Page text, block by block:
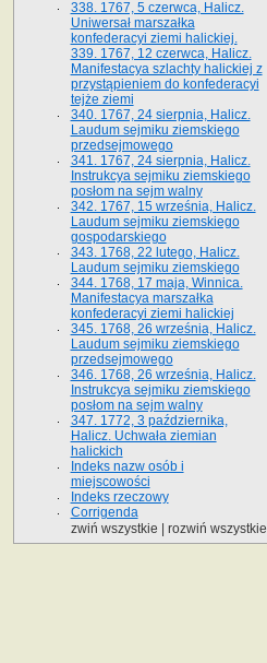
338. 1767, 5 czerwca, Halicz.
Uniwersał marszałka
konfederacyi ziemi halickiej.
339. 1767, 12 czerwca, Halicz.
Manifestacya szlachty halickiej z
przystąpieniem do konfederacyi
tejże ziemi
340. 1767, 24 sierpnia, Halicz.
Laudum sejmiku ziemskiego
przedsejmowego
341. 1767, 24 sierpnia, Halicz.
Instrukcya sejmiku ziemskiego
posłom na sejm walny
342. 1767, 15 września, Halicz.
Laudum sejmiku ziemskiego
gospodarskiego
343. 1768, 22 lutego, Halicz.
Laudum sejmiku ziemskiego
344. 1768, 17 maja, Winnica.
Manifestacya marszałka
konfederacyi ziemi halickiej
345. 1768, 26 września, Halicz.
Laudum sejmiku ziemskiego
przedsejmowego
346. 1768, 26 września, Halicz.
Instrukcya sejmiku ziemskiego
posłom na sejm walny
347. 1772, 3 października,
Halicz. Uchwała ziemian
halickich
Indeks nazw osób i
miejscowości
Indeks rzeczowy
Corrigenda
zwiń wszystkie
rozwiń wszystkie